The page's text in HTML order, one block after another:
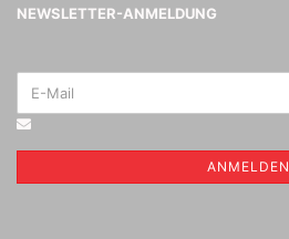
NEWSLETTER-ANMELDUNG
ANMELDEN